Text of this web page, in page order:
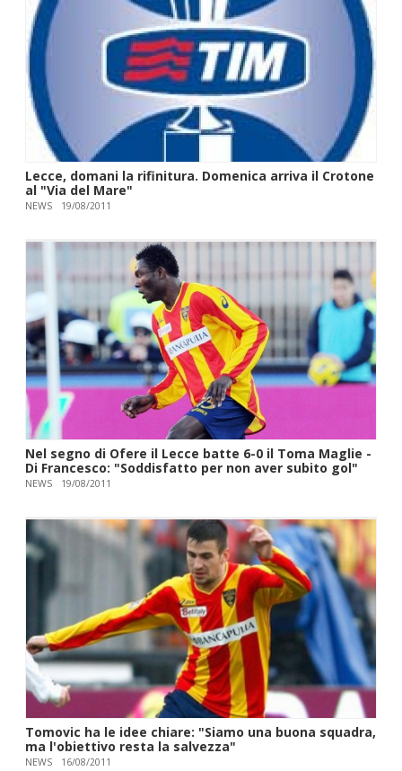
Lecce, domani la rifinitura. Domenica arriva il Crotone
al "Via del Mare"
NEWS 19/08/2011
Nel segno di Ofere il Lecce batte 6-0 il Toma Maglie -
Di Francesco: "Soddisfatto per non aver subito gol"
NEWS 19/08/2011
Tomovic ha le idee chiare: "Siamo una buona squadra,
ma l'obiettivo resta la salvezza"
NEWS 16/08/2011